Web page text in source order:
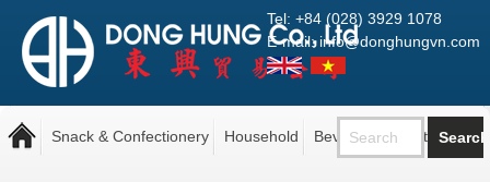
Tel: +84 (028) 3929 1078
E-mail: info@donghungvn.com
Snack & Confectionery Household Beverage Pantry
Note: The
prices shown
here are retail
Khay xà phòng Yamada
663T